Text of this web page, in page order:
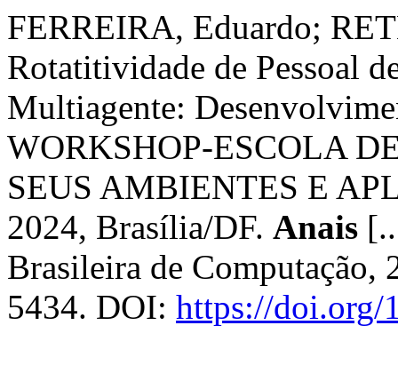
FERREIRA, Eduardo;
Rotatitividade de Pessoal
Multiagente:
WORKSHOP-ESCOLA
SEUS AMBIENTES E
2024, Brasília/DF. Anais
Brasileira de
5434. DOI: https://doi.org/